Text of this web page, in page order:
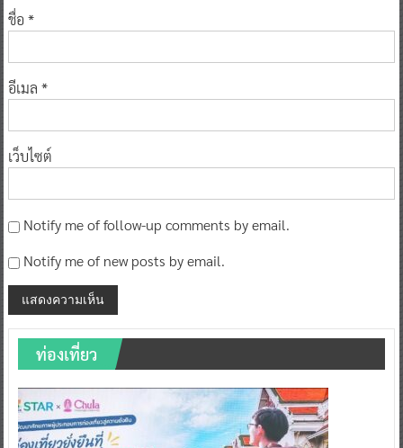
ชื่อ *
อีเมล *
เว็บไซต์
Notify me of follow-up comments by email.
Notify me of new posts by email.
ท่องเที่ยว